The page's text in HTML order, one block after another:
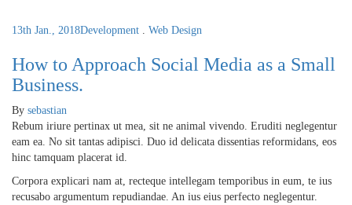
13th Jan., 2018Development Web Design
How to Approach Social Media as a Small
Business.
By sebastian
Rebum iriure pertinax ut mea, sit ne animal vivendo. Eruditi neglegentur
eam ea. No sit tantas adipisci. Duo id delicata dissentias reformidans, eos
hinc tamquam placerat id.
Corpora explicari nam at, recteque intellegam temporibus in eum, te ius
recusabo argumentum repudiandae. An ius eius perfecto neglegentur.